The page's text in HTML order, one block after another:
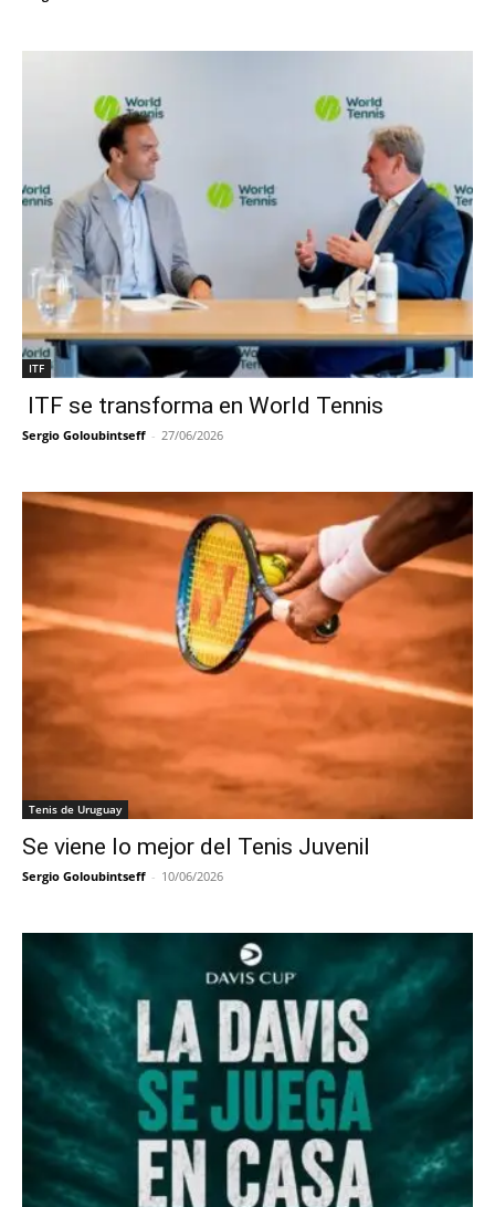
ITF
ITF se transforma en World Tennis
Sergio Goloubintseff - 27/06/2026
Tenis de Uruguay
Se viene lo mejor del Tenis Juvenil
Sergio Goloubintseff - 10/06/2026